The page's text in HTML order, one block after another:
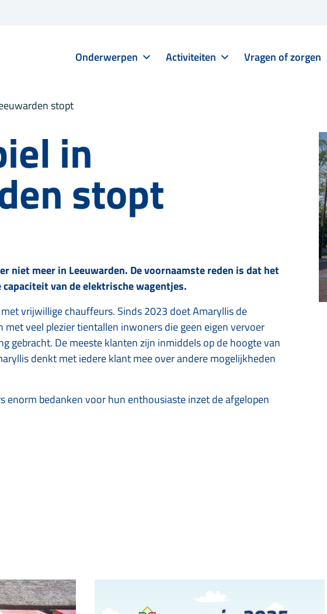
Onderwerpen Activiteiten Vragen of zorgen
stopt
in
stopt
niet meer in Leeuwarden. De voornaamste reden is dat het
van de elektrische wagentjes.
vrijwillige chauffeurs. Sinds 2023 doet Amaryllis de
veel plezier tientallen inwoners die geen eigen vervoer
gebracht. De meeste klanten zijn inmiddels op de hoogte van
denkt met iedere klant mee over andere mogelijkheden
enorm bedanken voor hun enthousiaste inzet de afgelopen